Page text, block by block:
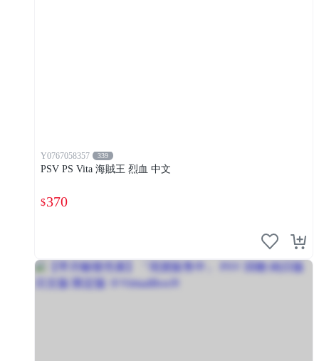
Y0767058357 339
PSV PS Vita 海賊王 烈血 中文
$370